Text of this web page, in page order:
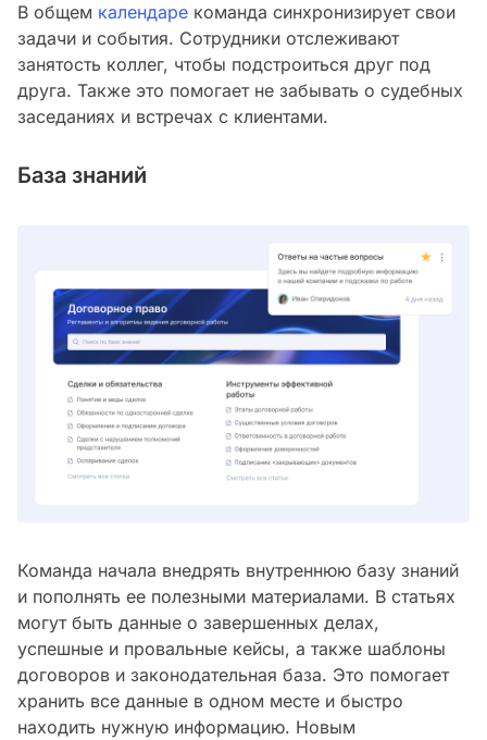
В общем календаре команда синхронизирует свои
задачи и события. Сотрудники отслеживают
занятость коллег, чтобы подстроиться друг под
друга. Также это помогает не забывать о судебных
заседаниях и встречах с клиентами.
База знаний
Команда начала внедрять внутреннюю базу знаний
и пополнять ее полезными материалами. В статьях
могут быть данные о завершенных делах,
успешные и провальные кейсы, а также шаблоны
договоров и законодательная база. Это помогает
хранить все данные в одном месте и быстро
находить нужную информацию. Новым